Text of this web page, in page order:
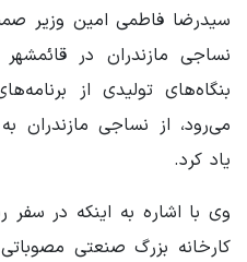
سیدرضا فاطمی امین وزیر
نساجی مازندران در
بنگاه‌های تولیدی از
می‌رود، از نساجی مازندران
یاد کرد.
وی با اشاره به اینکه در
کارخانه بزرگ صنعتی